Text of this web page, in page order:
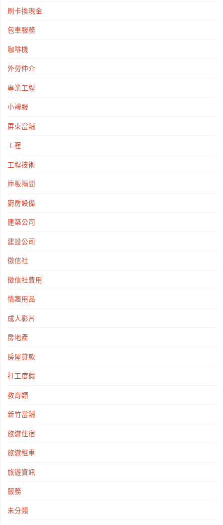
刷卡換現金
包車服務
咖啡機
外勞仲介
專業工程
小禮服
屏東當舖
工程
工程技術
庫板隔間
廚房設備
建築公司
建設公司
徵信社
徵信社費用
情趣用品
成人影片
房地產
房屋貸款
打工度假
教育類
新竹當舖
旅遊住宿
旅遊租車
旅遊資訊
服務
未分類